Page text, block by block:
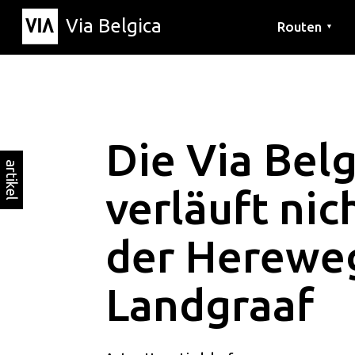
Via Belgica Routen ▼
artikel
Die Via
verläuft
der
Landgraaf